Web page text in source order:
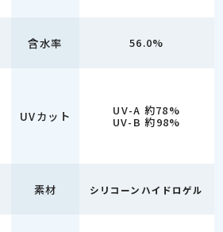
含水率
UVカット
素材
56.0%
UV-A 約78%
UV-B 約98%
シリコーンハイドロゲル